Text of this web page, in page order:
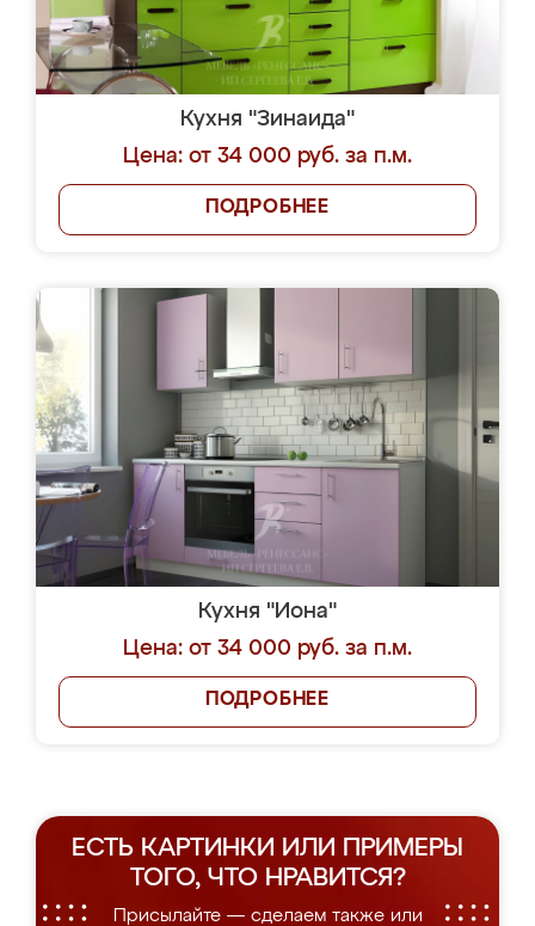
Кухня "Зинаида"
Цена: от 34 000 руб. за п.м.
ПОДРОБНЕЕ
Кухня "Иона"
Цена: от 34 000 руб. за п.м.
ПОДРОБНЕЕ
ЕСТЬ КАРТИНКИ ИЛИ ПРИМЕРЫ
ТОГО, ЧТО НРАВИТСЯ?
Присылайте — сделаем также или